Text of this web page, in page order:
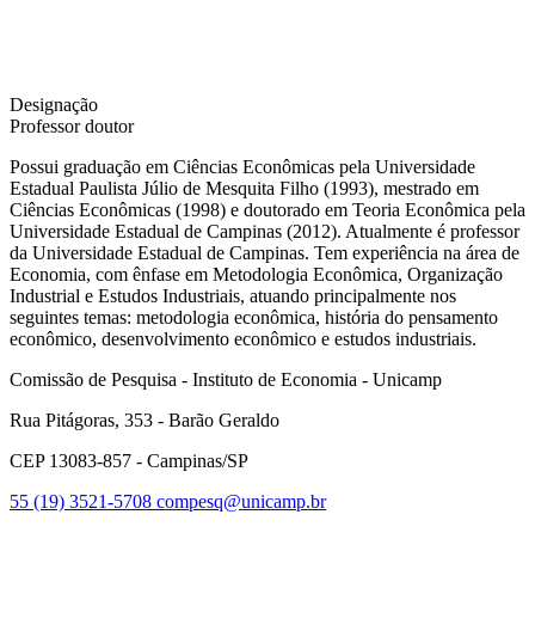
Designação
Professor doutor
Possui graduação em Ciências Econômicas pela Universidade
Estadual Paulista Júlio de Mesquita Filho (1993), mestrado em
Ciências Econômicas (1998) e doutorado em Teoria Econômica pela
Universidade Estadual de Campinas (2012). Atualmente é professor
da Universidade Estadual de Campinas. Tem experiência na área de
Economia, com ênfase em Metodologia Econômica, Organização
Industrial e Estudos Industriais, atuando principalmente nos
seguintes temas: metodologia econômica, história do pensamento
econômico, desenvolvimento econômico e estudos industriais.
Comissão de Pesquisa - Instituto de Economia - Unicamp
Rua Pitágoras, 353 - Barão Geraldo
CEP 13083-857 - Campinas/SP
55 (19) 3521-5708 compesq@unicamp.br